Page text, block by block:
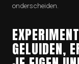
onderscheiden.
GELUIDEN,